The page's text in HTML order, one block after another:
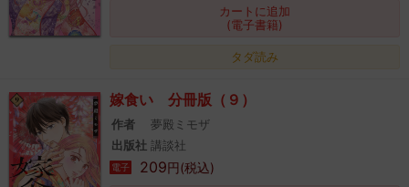
カートに追加
(電子書籍)
タダ読み
嫁食い 分冊版（９）
作者
夢殿ミモザ
出版社 講談社
電子 209円(税込)